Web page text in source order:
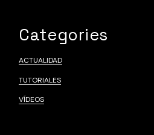
Categories
ACTUALIDAD
TUTORIALES
VÍDEOS